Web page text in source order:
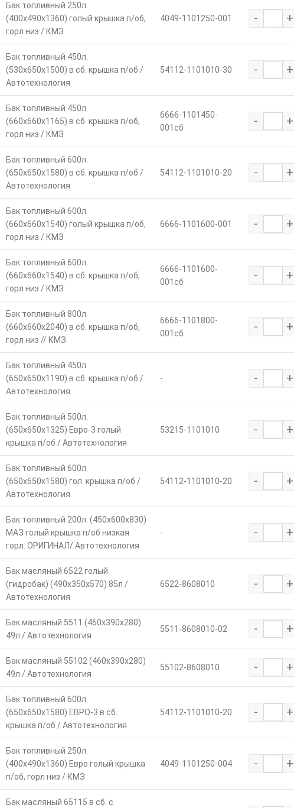
Бак топливный 250л.
(400х490х1360) голый крышка п/об,
горл низ / КМЗ
4049-1101250-001 - +
Бак топливный 450л.
(530х650х1500) в сб. крышка п/об /
Автотехнология
54112-1101010-30 - +
Бак топливный 450л.
(660х660х1165) в сб. крышка п/об,
горл низ / КМЗ
6666-1101450-
001сб
- +
Бак топливный 600л.
(650х650х1580) в сб. крышка п/об /
Автотехнология
54112-1101010-20 - +
Бак топливный 600л.
(660х660х1540) голый крышка п/об,
горл низ / КМЗ
6666-1101600-001 - +
Бак топливный 600л.
(660х660х1540) в сб. крышка п/об,
горл низ / КМЗ
6666-1101600-
001сб
- +
Бак топливный 800л.
(660х660х2040) в сб. крышка п/об,
горл низ // КМЗ
6666-1101800-
001сб
- +
Бак топливный 450л.
(650х650х1190) в сб. крышка п/об /
Автотехнология
- - +
Бак топливный 500л.
(650х650х1325) Евро-3 голый
крышка п/об / Автотехнология
53215-1101010 - +
Бак топливный 600л.
(650х650х1580) гол. крышка п/об /
Автотехнология
54112-1101010-20 - +
Бак топливный 200л. (450х600х830)
МАЗ голый крышка п/об низкая
горл. ОРИГИНАЛ/ Автотехнология
- - +
Бак масляный 6522 голый
(гидробак) (490х350х570) 85л /
Автотехнология
6522-8608010 - +
Бак масляный 5511 (460х390х280)
49л / Автотехнология
5511-8608010-02 - +
Бак масляный 55102 (460х390х280)
49л / Автотехнология
55102-8608010 - +
Бак топливный 600л.
(650х650х1580) ЕВРО-3 в сб.
крышка п/об / Автотехнология
54112-1101010-20 - +
Бак топливный 250л.
(400х490х1360) Евро голый крышка
п/об, горл низ / КМЗ
4049-1101250-004 - +
Бак масляный 65115 в сб. с